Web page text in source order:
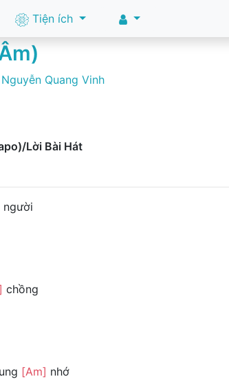
Tiện ích
Nguyễn Quang Vinh
Lời Bài Hát
người
chồng
[Am] nhớ